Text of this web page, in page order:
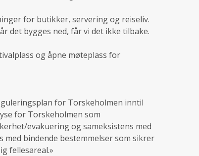
for butikker, servering og reiseliv.
det bygges ned, får vi det ikke tilbake.
og åpne møteplass for
for Torskeholmen inntil
for Torskeholmen som
evakuering og sameksistens med
bindende bestemmelser som sikrer
fellesareal.»